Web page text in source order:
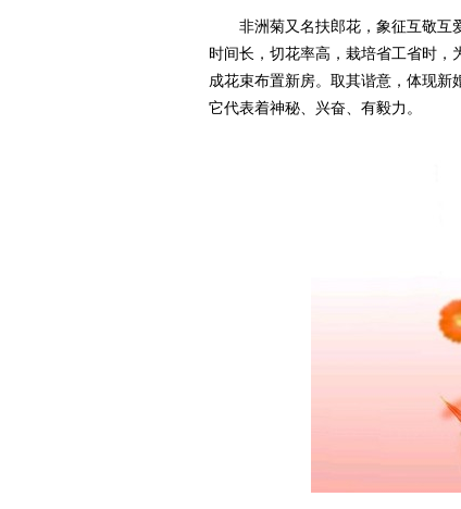
非洲菊又名扶郎花，象征互敬互
时间长，切花率高，栽培省工省时
成花束布置新房。取其谐意，体现新
它代表着神秘、兴奋、有毅力。